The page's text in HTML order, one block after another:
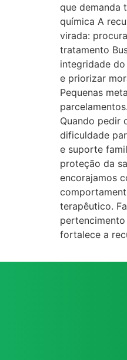
que demanda
química A
virada:
tratamento
integridade
e priorizar
Pequenas
Quando pedir
dificuldade
e suporte
proteção da
encorajamos
terapêutico.
fortalece a